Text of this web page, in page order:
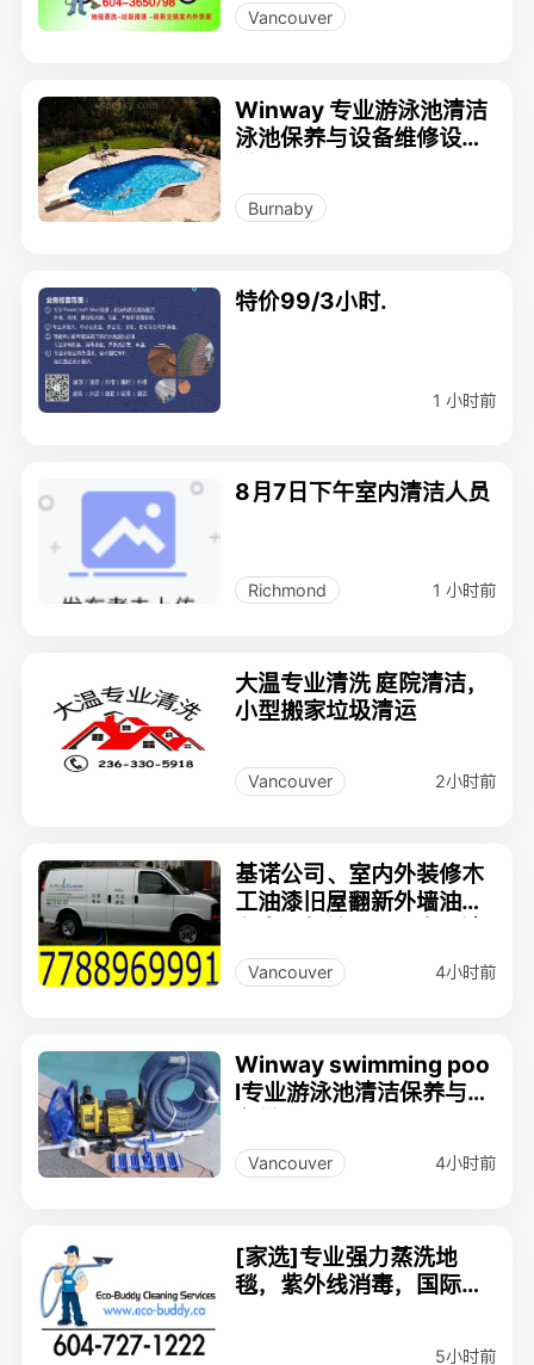
Vancouver
Winway 专业游泳池清洁
泳池保养与设备维修设备
Burnaby
特价99/3小时.
1 小时前
8月7日下午室内清洁人员
Richmond 1 小时前
大温专业清洗 庭院清洁，
小型搬家垃圾清运
Vancouver 2小时前
基诺公司、室内外装修木
工油漆旧屋翻新外墙油漆
洗楼梯扶手台阶
Vancouver 4小时前
Winway swimming poo
l专业游泳池清洁保养与设
Vancouver 4小时前
[家选]专业强力蒸洗地
毯，紫外线消毒，国际认
5小时前